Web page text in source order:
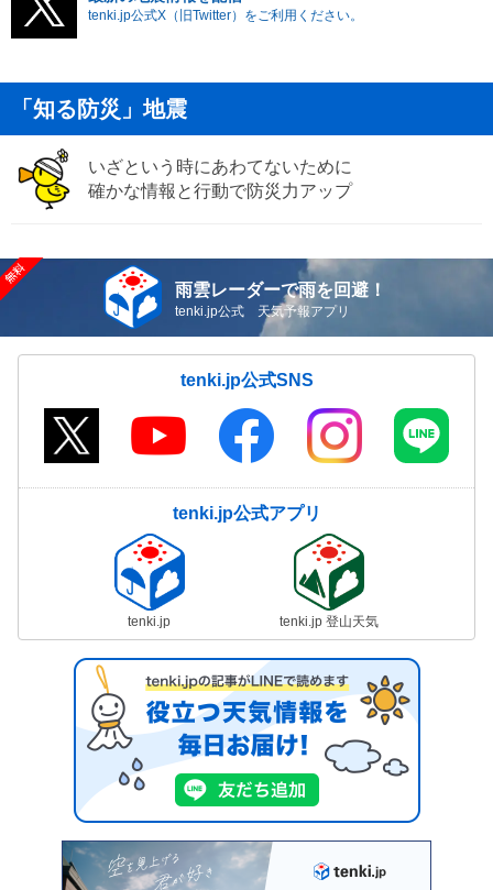
tenki.jp公式X（旧Twitter）をご利用ください。
「知る防災」地震
いざという時にあわてないために
確かな情報と行動で防災力アップ
雨雲レーダーで雨を回避！
tenki.jp公式 天気予報アプリ
tenki.jp公式SNS
tenki.jp公式アプリ
tenki.jp tenki.jp 登山天気